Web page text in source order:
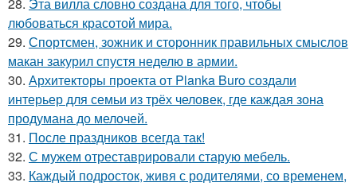
любоваться красотой мира.
29. Спортсмен, зожник и сторонник правильных смыслов
макан закурил спустя неделю в армии.
30. Архитекторы проекта от Planka Buro создали
интерьер для семьи из трёх человек, где каждая зона
продумана до мелочей.
31. После праздников всегда так!
32. С мужем отреставрировали старую мебель.
33. Каждый подросток, живя с родителями, со временем,